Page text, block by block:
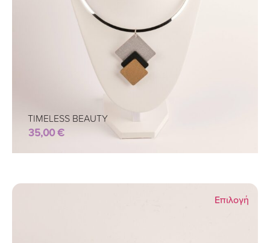
TIMELESS BEAUTY
35,00€
Επιλογή